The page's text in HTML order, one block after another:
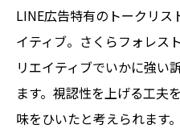
LINE広告特有のトークリス
イティブ。さくらフォレス
リエイティブでいかに強い
ます。視認性を上げる工夫
味をひいたと考えられます